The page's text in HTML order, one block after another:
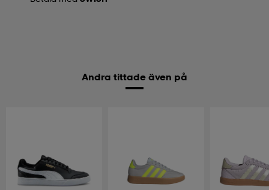
Andra tittade även på